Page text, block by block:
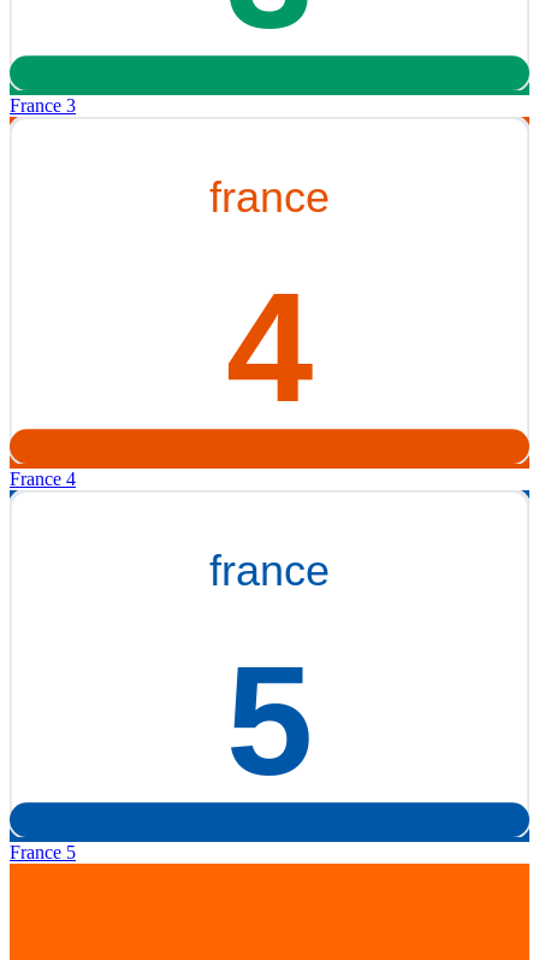
France 3
France 4
France 5